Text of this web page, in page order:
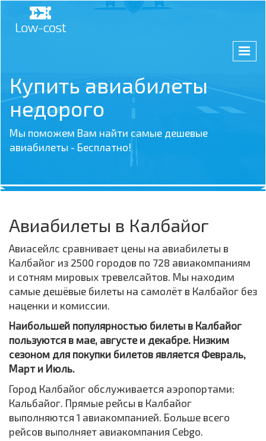
Купить авиабилеты
недорого
Мы поможем Вам найти самые дешевые
авиабилеты - Бесплатно!
Авиабилеты в Калбайог
Авиасейлс сравнивает цены на авиабилеты в
Калбайог из 2500 городов по 728 авиакомпаниям
и сотням мировых тревелсайтов. Мы находим
самые дешёвые билеты на самолёт в Калбайог без
наценки и комиссии.
Наибольшей популярностью билеты в Калбайог
пользуются в мае, августе и декабре. Низким
сезоном для покупки билетов является Февраль,
Март и Июль.
Город Калбайог обслуживается аэропортами:
Кальбайог. Прямые рейсы в Калбайог
выполняются 1 авиакомпанией. Больше всего
рейсов выполняет авиакомпания Cebgo.